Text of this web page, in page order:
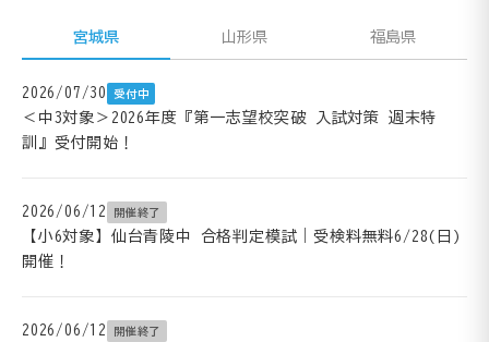
宮城県 山形県 福島県
2026/07/30 受付中
＜中3対象＞2026年度『第一志望校突破 入試対策 週末特
訓』受付開始！
2026/06/12 開催終了
【小6対象】仙台青陵中 合格判定模試｜受検料無料6/28(日)
開催！
2026/06/12 開催終了